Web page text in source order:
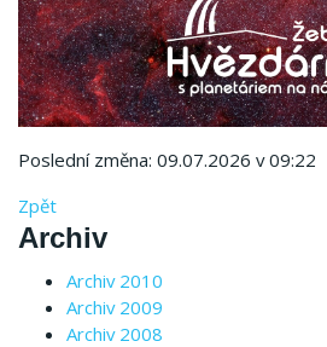
Poslední změna: 09.07.2026 v 09:22
Zpět
Archiv
Archiv 2010
Archiv 2009
Archiv 2008